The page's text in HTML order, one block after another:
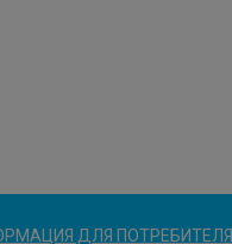
ДЛЯ ПОТРЕБИТЕЛЯ